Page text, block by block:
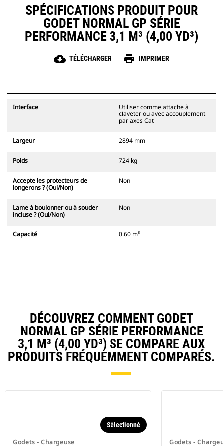
Réduisez les coûts d'entretien en
choisissant le bon outil d'attaque
du sol pour votre godet et votre
combinaison d'applications.
disponibles avec un large choix
deviez rendre un sol propre et
dures et abrasives, il existe une
pointe pour chaque application.
SPÉCIFICATIONS PRODUIT POUR
GODET NORMAL GP SÉRIE
PERFORMANCE 3,1 M³ (4,00 YD³)
cloud_download TÉLÉCHARGER print IMPRIMER
Interface
Utiliser comme attache à
claveter ou avec accouplement
par axes Cat
Largeur 2894 mm
Poids 724 kg
Accepte les protecteurs de
longerons ? (Oui/Non)
Non
Lame à boulonner ou à souder
incluse ? (Oui/Non)
Non
Capacité 0.60 m³
DÉCOUVREZ COMMENT GODET
NORMAL GP SÉRIE PERFORMANCE
3,1 M³ (4,00 YD³) SE COMPARE AUX
PRODUITS FRÉQUEMMENT COMPARÉS.
Godets - Chargeuse
Sélectionné
Godets -